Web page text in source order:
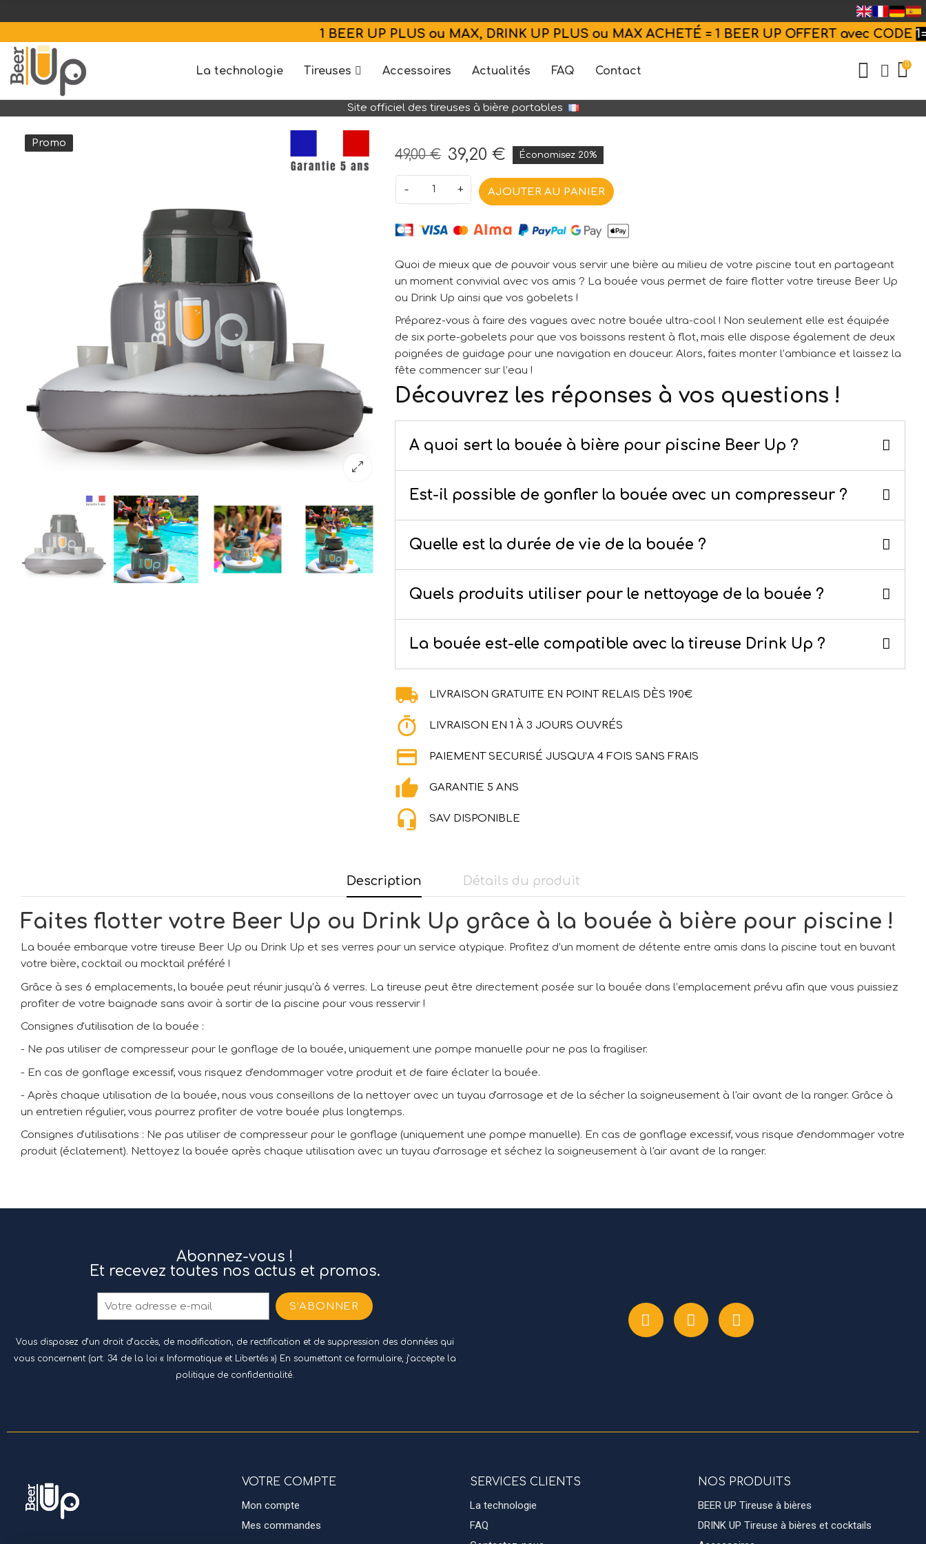
1 BEER UP PLUS ou MAX, DRINK UP PLUS ou MAX ACHETÉ = 1 BEER UP OFFERT avecCODE 1=2 |
La technologie Tireuses Accessoires Actualités FAQ Contact
0
Site officiel des tireuses à bière portables
Promo
49,00 € 39,20 € Économisez 20%
- + AJOUTER AU PANIER
Quoi de mieux que de pouvoir vous servir une bière au milieu de votre piscine tout en partageant
un moment convivial avec vos amis ? La bouée vous permet de faire flotter votretireuse Beer Up
ou Drink Up ainsi que vos gobelets !
Préparez-vous à faire des vagues avec notre bouée ultra-cool ! Non seulement elle est équipée
de six porte-gobelets pour que vos boissons restent à flot, mais elle dispose également de deux
poignées de guidage pour une navigation en douceur. Alors, faites monter l’ambiance et laissez la
fête commencer sur l’eau !
Découvrez les réponses à vos questions !
A quoi sert la bouée à bière pour piscine Beer Up ?
Est-il possible de gonfler la bouée avec un compresseur ?
Quelle est la durée de vie de la bouée ?
Quels produits utiliser pour le nettoyage de la bouée ?
La bouée est-elle compatible avec la tireuse Drink Up ?
LIVRAISON GRATUITE EN POINT RELAIS DÈS 190€
LIVRAISON EN 1 À 3 JOURS OUVRÉS
PAIEMENT SECURISÉ JUSQU’A 4 FOIS SANS FRAIS
GARANTIE 5 ANS
SAV DISPONIBLE
Description Détails du produit
Faites flotter votre Beer Up ou Drink Up grâce à la bouée à bière pour piscine !
La bouée embarque votre tireuse Beer Up ou Drink Up et ses verres pour un service atypique. Profitez d’un moment de détente entre amis dans la piscine tout en buvant
votre bière, cocktail ou mocktail préféré !
Grâce à ses 6 emplacements, la bouée peut réunir jusqu’à 6 verres. La tireuse peut être directement posée sur la bouée dans l’emplacement prévu afin que vous puissiez
profiter de votre baignade sans avoir à sortir de la piscine pour vous resservir !
Consignes d'utilisation de la bouée :
- Ne pas utiliser de compresseur pour le gonflage de la bouée, uniquement une pompe manuelle pour ne pas la fragiliser.
- En cas de gonflage excessif, vous risquez d'endommager votre produit et de faire éclater la bouée.
- Après chaque utilisation de la bouée, nous vous conseillons de la nettoyer avec un tuyau d'arrosage et de la sécher la soigneusement à l'air avant de la ranger. Grâce à
un entretien régulier, vous pourrez profiter de votre bouée plus longtemps.
Consignes d'utilisations : Ne pas utiliser de compresseur pour le gonflage (uniquement une pompe manuelle). En cas de gonflage excessif, vous risque d'endommager votre
produit (éclatement). Nettoyez la bouée après chaque utilisation avec un tuyau d'arrosage et séchez la soigneusement à l'air avant de la ranger.
Abonnez-vous !
Et recevez toutes nos actus et promos.
S’ABONNER
Vous disposez d’un droit d’accès, de modification, de rectification et de suppression des données qui
vous concernent (art. 34 de la loi « Informatique et Libertés ») En soumettant ce formulaire, j’accepte la
politique de confidentialité.
VOTRE COMPTE
Mon compte
Mes commandes
SERVICES CLIENTS
La technologie
FAQ
NOS PRODUITS
BEER UP Tireuse à bières
DRINK UP Tireuse à bières et cocktails